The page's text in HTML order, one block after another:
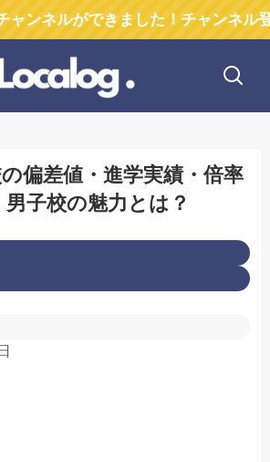
きました！チャンネル登録お願い
偏差値・進学実績・倍率
子校の魅力とは？